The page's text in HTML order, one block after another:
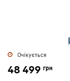
Очікується
48 499 грн